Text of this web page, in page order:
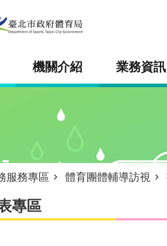
機關介紹 業務資訊
服務專區 體育團體輔導訪視
專區